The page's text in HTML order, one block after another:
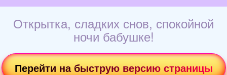
Открытка, сладких снов, спокойной
ночи бабушке!
Перейти на быструю версию страницы